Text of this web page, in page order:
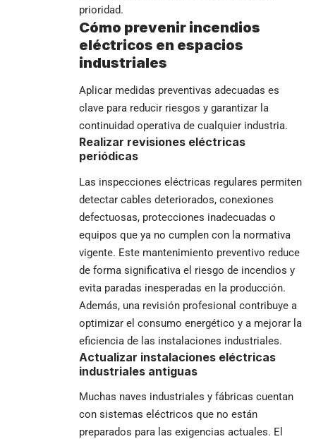
prioridad.
Cómo prevenir incendios
eléctricos en espacios
industriales
Aplicar medidas preventivas adecuadas es
clave para reducir riesgos y garantizar la
continuidad operativa de cualquier industria.
Realizar revisiones eléctricas
periódicas
Las inspecciones eléctricas regulares permiten
detectar cables deteriorados, conexiones
defectuosas, protecciones inadecuadas o
equipos que ya no cumplen con la normativa
vigente. Este mantenimiento preventivo reduce
de forma significativa el riesgo de incendios y
evita paradas inesperadas en la producción.
Además, una revisión profesional contribuye a
optimizar el consumo energético y a mejorar la
eficiencia de las instalaciones industriales.
Actualizar instalaciones eléctricas
industriales antiguas
Muchas naves industriales y fábricas cuentan
con sistemas eléctricos que no están
preparados para las exigencias actuales. El